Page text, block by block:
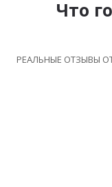
Что
РЕАЛЬНЫЕ ОТЗЫВЫ